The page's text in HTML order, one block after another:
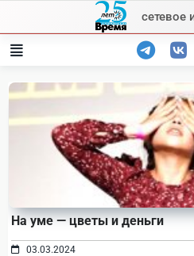
content
сетевое
На уме — цветы и деньги
03.03.2024